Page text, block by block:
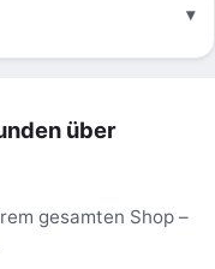
über
gesamten Shop –